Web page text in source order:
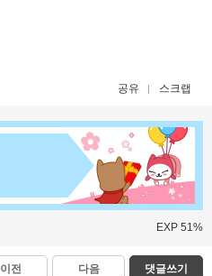
공유 스크랩
EXP 51%
이전 다음 댓글쓰기